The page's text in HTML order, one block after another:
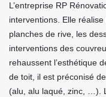
L’entreprise RP
interventions. Elle
planches de rive, les
interventions des
rehaussent l’esthétique
de toit, il est préconisé
(alu, alu laqué, zinc, …).